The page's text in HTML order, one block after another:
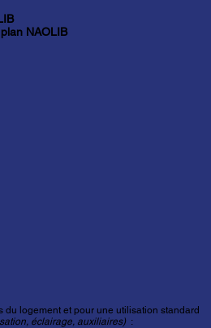
NAOLIB
du logement et pour une utilisation standard
éclairage, auxiliaires) :